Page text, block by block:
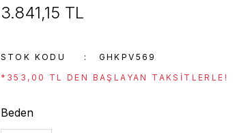
3.841,15 TL
STOK KODU
GHKPV569
*353,00 TL DEN BAŞLAYAN TAKSITLERLE!
Beden